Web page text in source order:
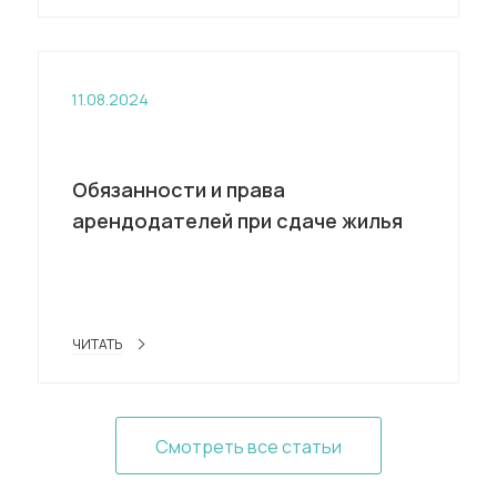
11.08.2024
Обязанности и права
арендодателей при сдаче жилья
ЧИТАТЬ
Смотреть все статьи